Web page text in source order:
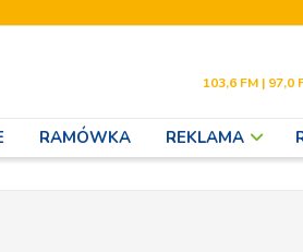
103,6 FM | 97,0
RAMÓWKA REKLAMA